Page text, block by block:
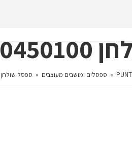
» ספסלים ומושבים מעוצבים » ספסל שולחן 60450100